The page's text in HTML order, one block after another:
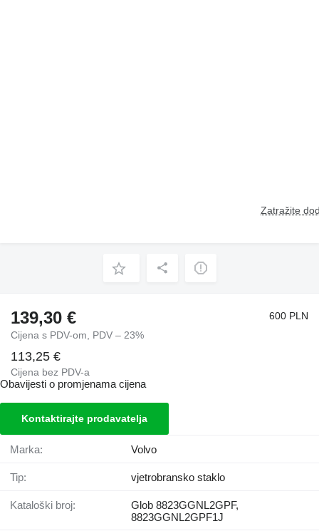
Zatražite
139,30 €
Cijena s PDV-om, PDV – 23%
600 PLN
113,25 €
Cijena bez PDV-a
Obavijesti o promjenama cijena
Kontaktirajte prodavatelja
Marka: Volvo
Tip: vjetrobransko staklo
Kataloški broj:
Glob 8823GGNL2GPF,
8823GGNL2GPF1J